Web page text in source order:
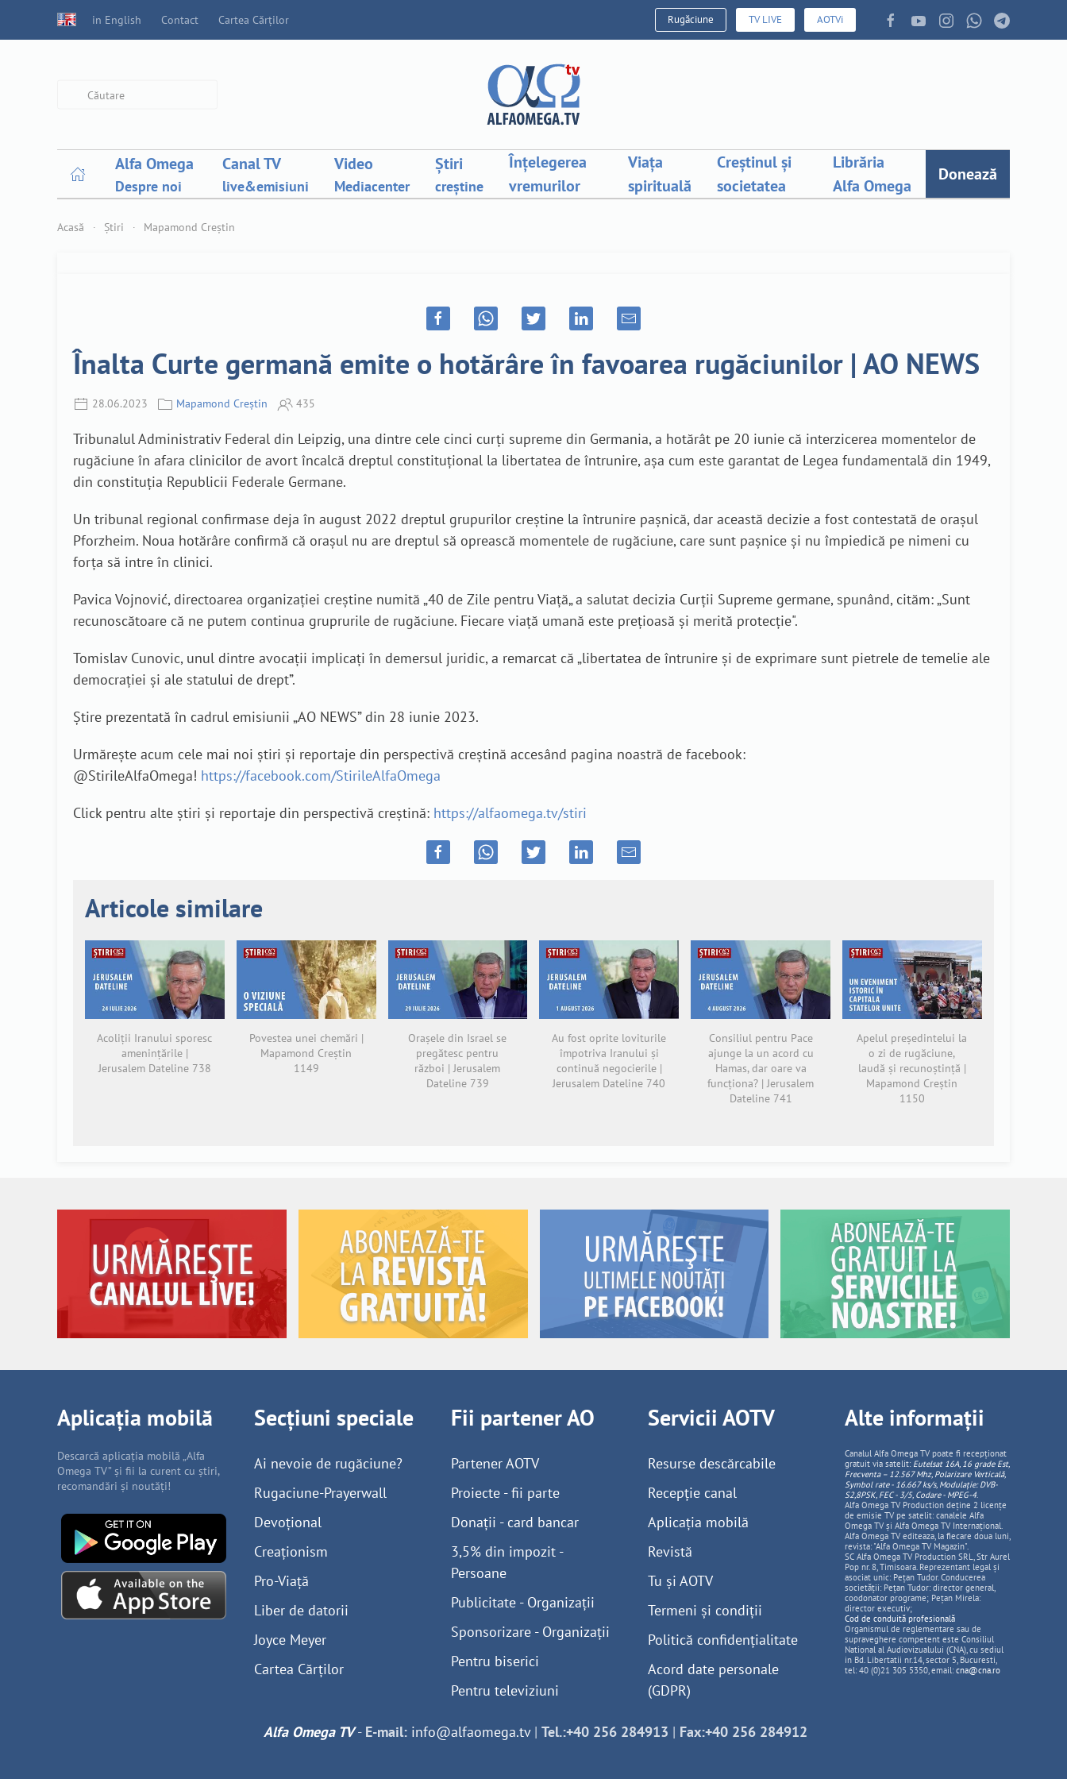
in English Contact Cartea Cărților Rugăciune TV LIVE AOTVi
Alfa Omega
Despre noi
Canal TV
live&emisiuni
Video
Mediacenter
Știri
creștine
Înțelegerea
vremurilor
Viața
spirituală
Creștinul și
societatea
Librăria
Alfa Omega
Donează
Acasă Știri Mapamond Creștin
Înalta Curte germană emite o hotărâre în favoarea rugăciunilor | AO NEWS
28.06.2023 Mapamond Creștin 435
Tribunalul Administrativ Federal din Leipzig, una dintre cele cinci curți supreme din Germania, a hotărât pe 20 iunie că interzicerea momentelor de
rugăciune în afara clinicilor de avort încalcă dreptul constituțional la libertatea de întrunire, așa cum este garantat de Legea fundamentală din 1949,
din constituția Republicii Federale Germane.
Un tribunal regional confirmase deja în august 2022 dreptul grupurilor creștine la întrunire pașnică, dar această decizie a fost contestată de orașul
Pforzheim. Noua hotărâre confirmă că orașul nu are dreptul să oprească momentele de rugăciune, care sunt pașnice și nu împiedică pe nimeni cu
forța să intre în clinici.
Pavica Vojnović, directoarea organizației creștine numită „40 de Zile pentru Viață„ a salutat decizia Curții Supreme germane, spunând, cităm: „Sunt
recunoscătoare că ne putem continua gruprurile de rugăciune. Fiecare viață umană este prețioasă și merită protecție".
Tomislav Cunovic, unul dintre avocații implicați în demersul juridic, a remarcat că „libertatea de întrunire și de exprimare sunt pietrele de temelie ale
democrației și ale statului de drept”.
Știre prezentată în cadrul emisiunii „AO NEWS” din 28 iunie 2023.
Urmărește acum cele mai noi știri și reportaje din perspectivă creștină accesând pagina noastră de facebook:
@StirileAlfaOmega! https://facebook.com/StirileAlfaOmega
Click pentru alte știri și reportaje din perspectivă creștină: https://alfaomega.tv/stiri
Articole similare
Acoliții Iranului sporesc
amenințările |
Jerusalem Dateline 738
Povestea unei chemări |
Mapamond Creștin
1149
Orașele din Israel se
pregătesc pentru
război | Jerusalem
Dateline 739
Au fost oprite loviturile
împotriva Iranului și
continuă negocierile |
Jerusalem Dateline 740
Consiliul pentru Pace
ajunge la un acord cu
Hamas, dar oare va
funcționa? | Jerusalem
Dateline 741
Apelul președintelui la
o zi de rugăciune,
laudă și recunoștință |
Mapamond Creștin
1150
Aplicația mobilă
Descarcă aplicația mobilă „Alfa
Omega TV” și fii la curent cu știri,
recomandări și noutăți!
Secțiuni speciale
Ai nevoie de rugăciune?
Rugaciune-Prayerwall
Devoțional
Creaționism
Pro-Viață
Liber de datorii
Joyce Meyer
Cartea Cărților
Fii partener AO
Partener AOTV
Proiecte - fii parte
Donații - card bancar
3,5% din impozit -
Persoane
Publicitate - Organizații
Sponsorizare - Organizații
Pentru biserici
Pentru televiziuni
Servicii AOTV
Resurse descărcabile
Recepție canal
Aplicația mobilă
Revistă
Tu și AOTV
Termeni și condiții
Politică confidențialitate
Acord date personale
(GDPR)
Alte informații
Canalul Alfa Omega TV poate fi recepționat
gratuit via satelit: Eutelsat 16A, 16 grade Est,
Frecventa – 12.567 Mhz, PolarizareVerticală,
Symbol rate - 16.667 ks/s, Modulație: DVB-
S2,8PSK, FEC - 3/5, Codare - MPEG-4.
Alfa Omega TV Production deține 2 licențe
de emisie TV pe satelit: canalele Alfa
Omega TV și Alfa Omega TV Internațional.
Alfa Omega TV editeaza, la fiecare doua luni,
revista: "Alfa Omega TV Magazin".
SC Alfa Omega TV Production SRL, Str Aurel
Pop nr. 8, Timisoara. Reprezentant legal și
asociat unic: Pețan Tudor. Conducerea
societății: Pețan Tudor: director general,
coodonator programe; Pețan Mirela:
director executiv;
Cod de conduită profesională
Organismul de reglementare sau de
supraveghere competent este Consiliul
National al Audiovizualului (CNA), cu sediul
in Bd. Libertatii nr.14, sector 5, Bucuresti,
tel: 40 (0)21 305 5350, email: cna@cna.ro
Alfa Omega TV- E-mail: info@alfaomega.tv| Tel.:+40 256 284913 | Fax:+40 256 284912